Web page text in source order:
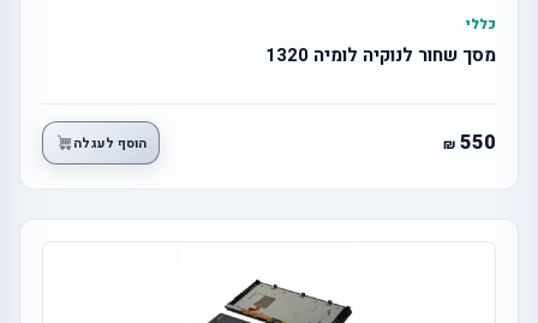
כללי
מסך שחור לנוקיה לומיה 1320
550 הוסף לעגלה